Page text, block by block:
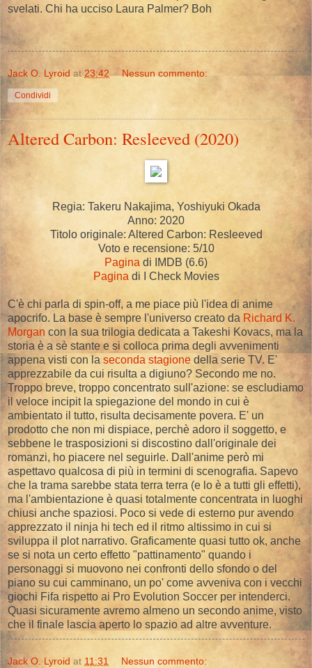
svelati. Chi ha ucciso Laura Palmer? Boh
Jack O. Lyroid at 23:42 Nessun commento:
Condividi
Altered Carbon: Resleeved (2020)
Regia: Takeru Nakajima, Yoshiyuki Okada
Anno: 2020
Titolo originale: Altered Carbon: Resleeved
Voto e recensione: 5/10
Pagina di IMDB (6.6)
Paginadi I Check Movies
C'è chi parla di spin-off, a me piace più l'idea di anime
apocrifo. La base è sempre l'universo creato da Richard K.
Morgan con la sua trilogia dedicata a Takeshi Kovacs, ma la
storia è a sè stante e si colloca prima degli avvenimenti
appena visti con la seconda stagione della serie TV. E'
apprezzabile da cui risulta a digiuno? Secondo me no.
Troppo breve, troppo concentrato sull'azione: se escludiamo
il veloce incipit la spiegazione del mondo in cui è
ambientato il tutto, risulta decisamente povera. E' un
prodotto che non mi dispiace, perchè adoro il soggetto, e
sebbene le trasposizioni si discostino dall'originale dei
romanzi, ho piacere nel seguirle. Dall'anime però mi
aspettavo qualcosa di più in termini di scenografia. Sapevo
che la trama sarebbe stata terra terra (e lo è a tutti gli effetti),
ma l'ambientazione è quasi totalmente concentrata in luoghi
chiusi anche spaziosi. Poco si vede di esterno pur avendo
apprezzato il ninja hi tech ed il ritmo altissimo in cui si
sviluppa il plot narrativo. Graficamente quasi tutto ok, anche
se si nota un certo effetto "pattinamento" quando i
personaggi si muovono nei confronti dello sfondo o del
piano su cui camminano, un po' come avveniva con i vecchi
giochi Fifa rispetto ai Pro Evolution Soccer per intenderci.
Quasi sicuramente avremo almeno un secondo anime, visto
che il finale lascia aperto lo spazio ad altre avventure.
Jack O. Lyroid at 11:31 Nessun commento: